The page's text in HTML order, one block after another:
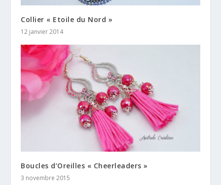
Collier « Etoile du Nord »
12 janvier 2014
Boucles d’Oreilles « Cheerleaders »
3 novembre 2015